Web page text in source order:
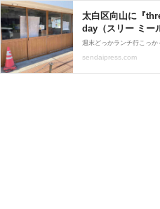
太白区向山に『
day（スリー ミー
るイタリアンレス
するらしい。 : 仙
sendaipress.com